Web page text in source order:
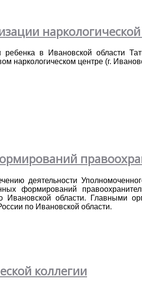
в Ивановской области
наркологическом центре (г.
деятельности
формирований
области. Главными
по Ивановской области.
коллегии